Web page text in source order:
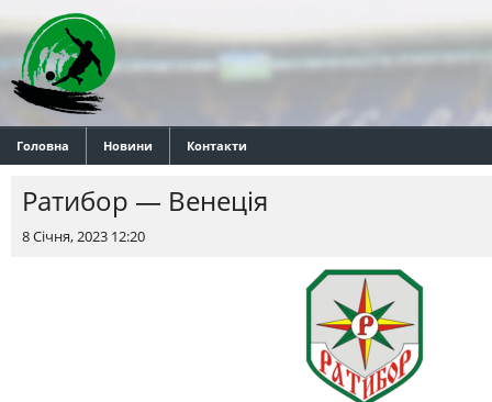
Головна Новини Контакти
Ратибор — Венеція
8 Січня, 2023 12:20